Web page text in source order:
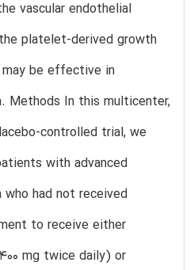
vascular endothelial
platelet-derived growth
be effective in
Methods In this multicenter,
controlled trial, we
with advanced
who had not received
to receive either
mg twice daily) or